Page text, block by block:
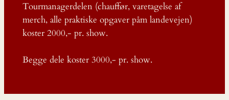
Tourmanagerdelen (chauffør, varetagelse af
merch, alle praktiske opgaver påm landevejen)
koster 2000,- pr. show.
Begge dele koster 3000,- pr. show.